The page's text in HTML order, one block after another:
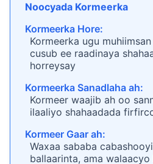
Noocyada Kormeerka
Kormeerka Hore:
Kormeerka ugu
cusub ee raadinaya
horreysay
Kormeerka Sanadlaha ah:
Kormeer waajib ah oo
ilaaliyo shahaadada
Kormeer Gaar ah:
Waxaa sababa
ballaarinta, ama